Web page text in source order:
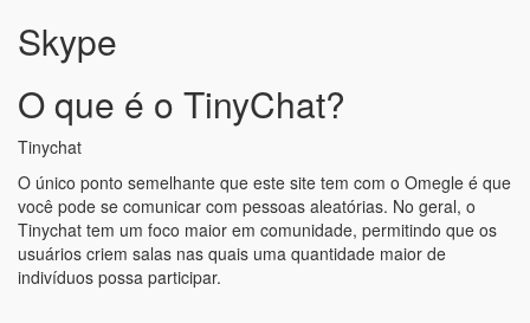
Skype
O que é o TinyChat?
Tinychat
O único ponto semelhante que este site tem com o Omegle é que
você pode se comunicar com pessoas aleatórias. No geral, o
Tinychat tem um foco maior em comunidade, permitindo que os
usuários criem salas nas quais uma quantidade maior de
indivíduos possa participar.